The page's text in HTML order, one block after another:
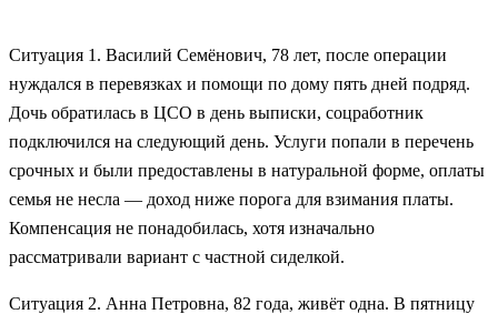
Ситуация 1. Василий Семёнович, 78 лет, после операции
нуждался в перевязках и помощи по дому пять дней подряд.
Дочь обратилась в ЦСО в день выписки, соцработник
подключился на следующий день. Услуги попали в перечень
срочных и были предоставлены в натуральной форме, оплаты
семья не несла — доход ниже порога для взимания платы.
Компенсация не понадобилась, хотя изначально
рассматривали вариант с частной сиделкой.
Ситуация 2. Анна Петровна, 82 года, живёт одна. В пятницу